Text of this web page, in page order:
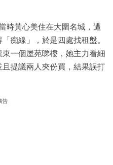
時黃心美住在大圍名城，遭
痴線」，於是四處找租盤。
一個屋苑睇樓，她主力看細
提議兩人夾份買，結果誤打
告